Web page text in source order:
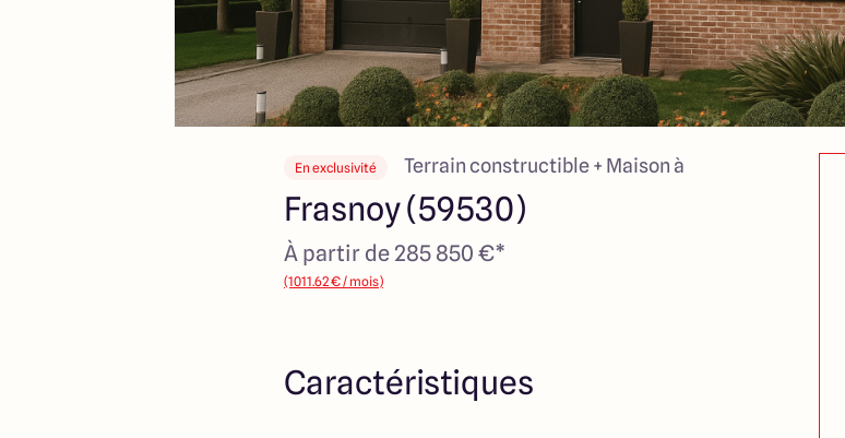
En exclusivité Terrain constructible + Maison à
Frasnoy (59530)
À partir de 285 850 €*
(1011.62 € / mois)
Caractéristiques